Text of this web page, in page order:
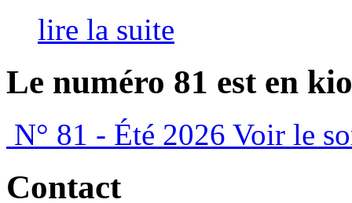
lire la suite
Le numéro 81 est en
N° 81 - Été 2026 Voir le
Contact